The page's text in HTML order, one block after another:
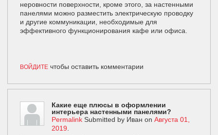
неровности поверхности, кроме этого, за настенными
панелями можно разместить электрическую проводку
и другие коммуникации, необходимые для
эффективного функционирования кафе или офиса.
ВОЙДИТЕ чтобы оставить комментарии
Какие еще плюсы в оформлении
интерьера настенными панелями?
Permalink Submitted by Иван on Августа 01,
2019